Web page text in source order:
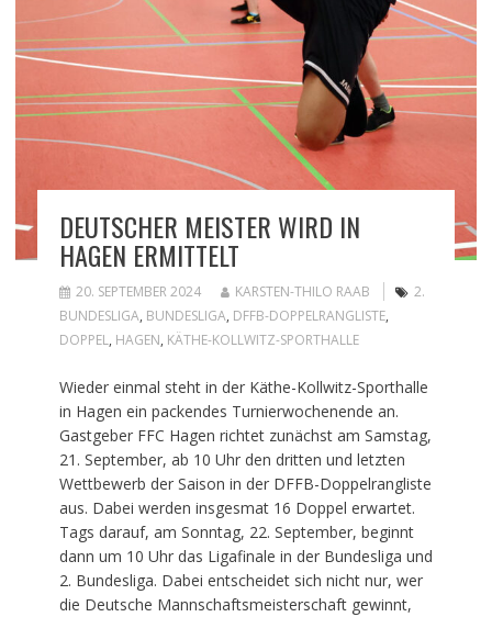
DEUTSCHER MEISTER WIRD IN
HAGEN ERMITTELT
20. SEPTEMBER 2024 KARSTEN-THILO RAAB
2.
BUNDESLIGA, BUNDESLIGA, DFFB-DOPPELRANGLISTE,
DOPPEL, HAGEN, KÄTHE-KOLLWITZ-SPORTHALLE
Wieder einmal steht in der Käthe-Kollwitz-Sporthalle
in Hagen ein packendes Turnierwochenende an.
Gastgeber FFC Hagen richtet zunächst am Samstag,
21. September, ab 10 Uhr den dritten und letzten
Wettbewerb der Saison in der DFFB-Doppelrangliste
aus. Dabei werden insgesmat 16 Doppel erwartet.
Tags darauf, am Sonntag, 22. September, beginnt
dann um 10 Uhr das Ligafinale in der Bundesliga und
2. Bundesliga. Dabei entscheidet sich nicht nur, wer
die Deutsche Mannschaftsmeisterschaft gewinnt,